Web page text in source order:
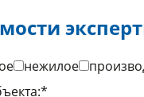
нежилое